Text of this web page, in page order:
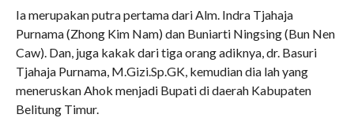
Ia merupakan putra pertama dari Alm. Indra Tjahaja
Purnama (Zhong Kim Nam) dan Buniarti Ningsing (Bun Nen
Caw). Dan, juga kakak dari tiga orang adiknya, dr. Basuri
Tjahaja Purnama, M.Gizi.Sp.GK, kemudian dia lah yang
meneruskan Ahok menjadi Bupati di daerah Kabupaten
Belitung Timur.